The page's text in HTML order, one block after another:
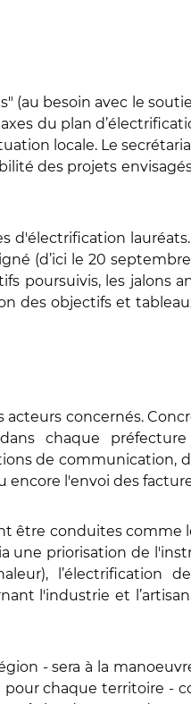
besoin avec le
du plan
locale. Le
des projets
(d’ici le 20
poursuivis, les jalons
objectifs et
acteurs concernés.
chaque
de communication,
encore l'envoi des
être conduites comme
une priorisation de
l’électrification
l'industrie et
- sera à la
chaque territoire -